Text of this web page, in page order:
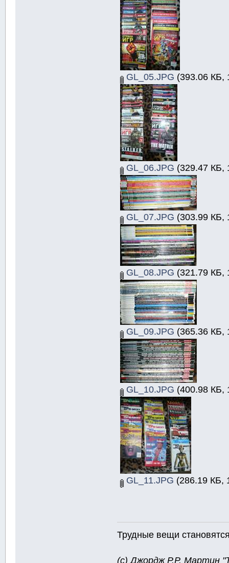
GL_05.JPG (393.06 КБ,
GL_06.JPG (329.47 КБ,
GL_07.JPG (303.99 КБ,
GL_08.JPG (321.79 КБ,
GL_09.JPG (365.36 КБ,
GL_10.JPG (400.98 КБ,
GL_11.JPG (286.19 КБ,
Трудные вещи
(с) Джордж Р.Р. Мартин